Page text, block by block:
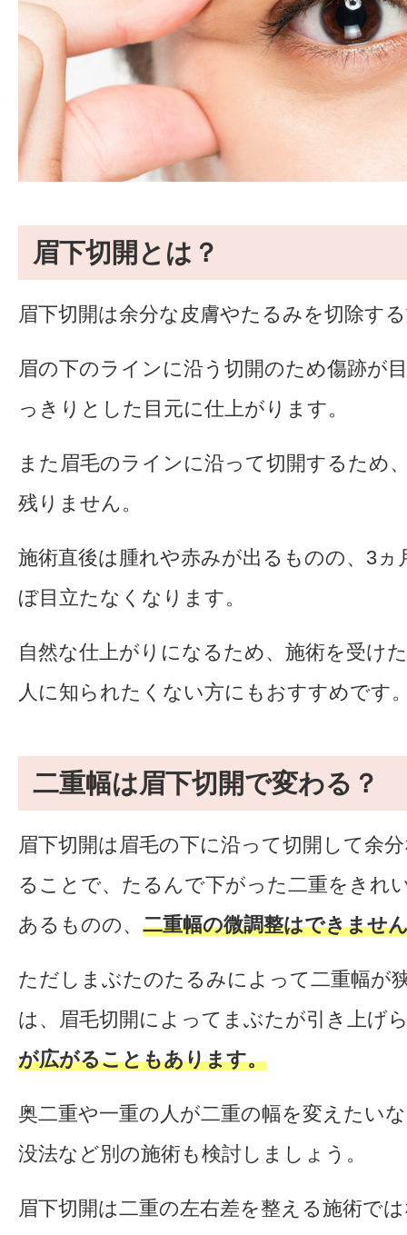
眉下切開とは？
眉下切開は余分な皮膚やたるみを切除す
眉の下のラインに沿う切開のため傷跡が
っきりとした目元に仕上がります。
また眉毛のラインに沿って切開するため
残りません。
施術直後は腫れや赤みが出るものの、3ヵ
ぼ目立たなくなります。
自然な仕上がりになるため、施術を受け
人に知られたくない方にもおすすめです
二重幅は眉下切開で変わる？
眉下切開は眉毛の下に沿って切開して余
ることで、たるんで下がった二重をきれ
あるものの、 二重幅の微調整はできませ
ただしまぶたのたるみによって二重幅が
は、眉毛切開によってまぶたが引き上げ
が広がることもあります。
奥二重や一重の人が二重の幅を変えたい
没法など別の施術も検討しましょう。
眉下切開は二重の左右差を整える施術で